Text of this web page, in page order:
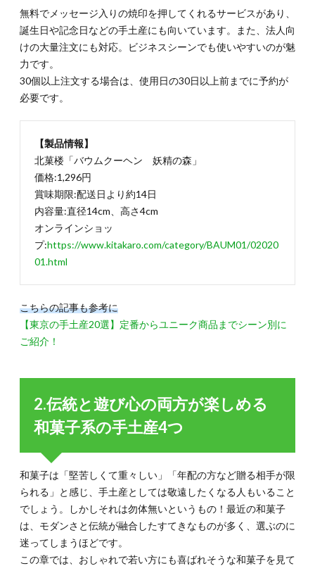
期間
日持
ちす
る瓶
詰め
系の
手土
産4
つ
4.1.
4-1.ハ
ーバリ
ウムの
ような
美しさ
「フラ
ワーゼ
リー」
（賞味
4.2.
4-2.果
の恵み
プレミ
アムジ
ャム
味期限
約360
日）
4.3.
4-3.濃
厚な味
わいが
やみつ
無料でメッセージ入りの焼印を押してくれるサービスがあり、
誕生日や記念日などの手土産にも向いています。また、法人向
けの大量注文にも対応。ビジネスシーンでも使いやすいのが魅
力です。
30個以上注文する場合は、使用日の30日以上前までに予約が
必要です。
【製品情報】
北菓楼「バウムクーヘン 妖精の森」
価格:1,296円
賞味期限:配送日より約14日
内容量:直径14cm、高さ4cm
オンラインショッ
プ:https://www.kitakaro.com/category/BAUM01/02020
01.html
こちらの記事も参考に
【東京の手土産20選】定番からユニーク商品までシーン別に
ご紹介！
2.伝統と遊び心の両方が楽しめる
和菓子系の手土産4つ
和菓子は「堅苦しくて重々しい」「年配の方など贈る相手が限
られる」と感じ、手土産としては敬遠したくなる人もいること
でしょう。しかしそれは勿体無いというもの！最近の和菓子
は、モダンさと伝統が融合したすてきなものが多く、選ぶのに
迷ってしまうほどです。
この章では、おしゃれで若い方にも喜ばれそうな和菓子を見て